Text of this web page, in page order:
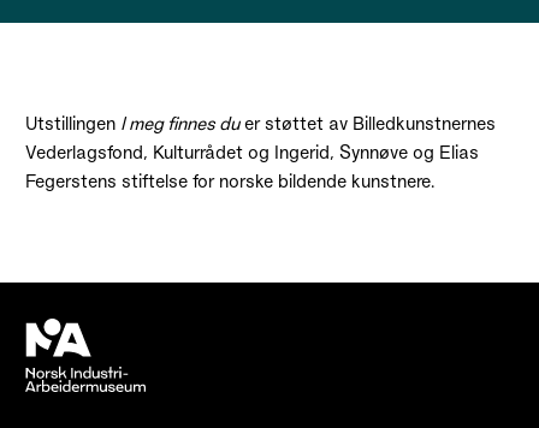
Utstillingen I meg finnes duer støttet av Billedkunstnernes
Vederlagsfond, Kulturrådet og Ingerid, Synnøve og Elias
Fegerstens stiftelse for norske bildende kunstnere.